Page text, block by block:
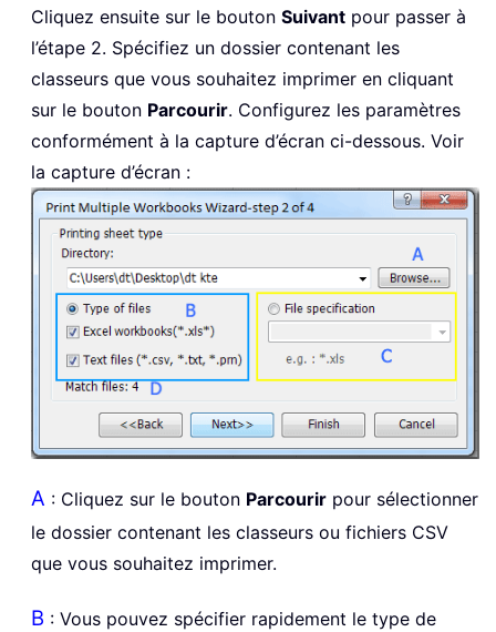
Cliquez ensuite sur le bouton Suivant pour passer à
l’étape 2. Spécifiez un dossier contenant les
classeurs que vous souhaitez imprimer en cliquant
sur le bouton Parcourir. Configurez les paramètres
conformément à la capture d’écran ci-dessous. Voir
la capture d’écran :
A : Cliquez sur le bouton Parcourir pour sélectionner
le dossier contenant les classeurs ou fichiers CSV
que vous souhaitez imprimer.
B : Vous pouvez spécifier rapidement le type de